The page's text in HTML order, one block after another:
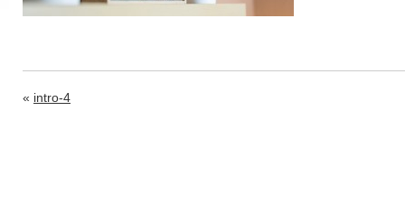
« intro-4